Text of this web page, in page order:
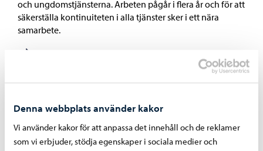
Denna webbplats använder kakor
Vi använder kakor för att anpassa det innehåll och de reklamer
som vi erbjuder, stödja egenskaper i sociala medier och
och ungdomstjänsterna. Arbeten pågår i flera år och för att
säkerställa kontinuiteten i alla tjänster sker i ett nära
samarbete.
Faktureringen av dagvattenavgifter börjar i
september
Borgå stad börjar fakturera dagvattenavgifter i september.